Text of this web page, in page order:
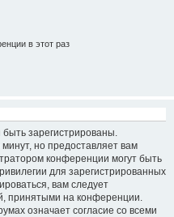
в этот раз
зарегистрированы.
минут, но предоставляет вам
конференции могут быть
для зарегистрированных
вам следует
принятыми на конференции.
означает согласие со всеми